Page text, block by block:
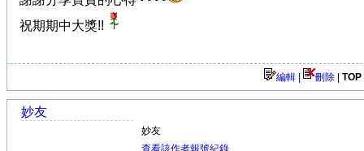
祝期期中大獎!!
編輯 | 刪除 TOP
妙友
妙友